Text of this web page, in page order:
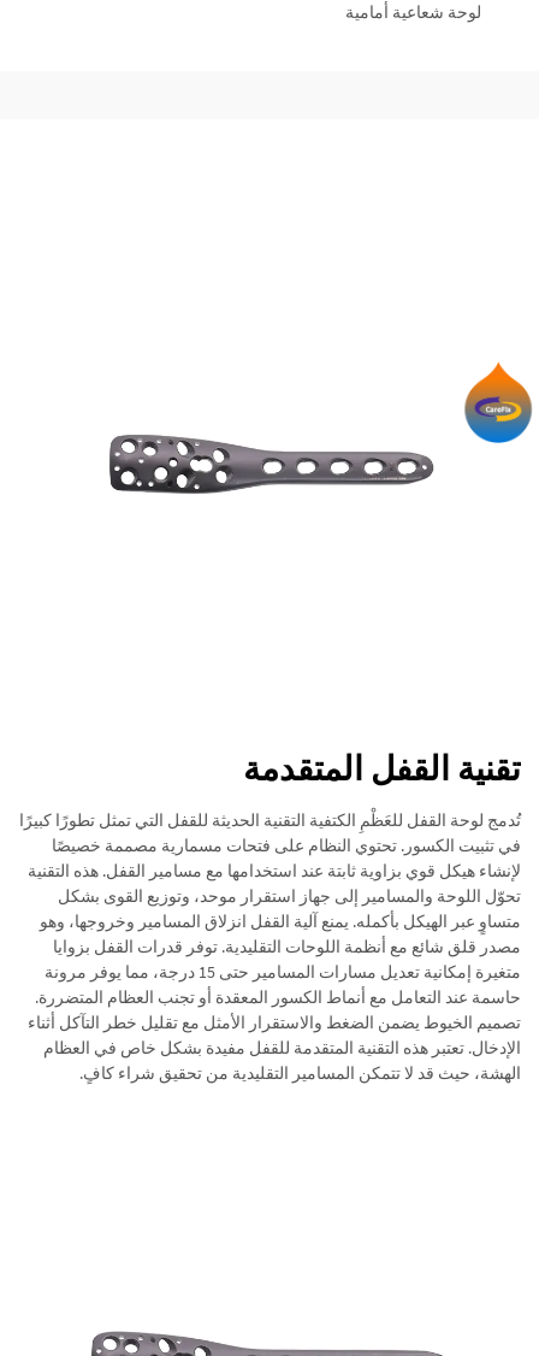
لوحة شعاعية أمامية
تقنية القفل المتقدمة
تُدمج لوحة القفل للعَظْمِ الكتفية التقنية الحديثة للقفل التي تمثل تطورًا كبيرًا
في تثبيت الكسور. تحتوي النظام على فتحات مسمارية مصممة خصيصًا
لإنشاء هيكل قوي بزاوية ثابتة عند استخدامها مع مسامير القفل. هذه التقنية
تحوّل اللوحة والمسامير إلى جهاز استقرار موحد، وتوزيع القوى بشكل
متساوٍ عبر الهيكل بأكمله. يمنع آلية القفل انزلاق المسامير وخروجها، وهو
مصدر قلق شائع مع أنظمة اللوحات التقليدية. توفر قدرات القفل بزوايا
متغيرة إمكانية تعديل مسارات المسامير حتى 15 درجة، مما يوفر مرونة
حاسمة عند التعامل مع أنماط الكسور المعقدة أو تجنب العظام المتضررة.
تصميم الخيوط يضمن الضغط والاستقرار الأمثل مع تقليل خطر التآكل أثناء
الإدخال. تعتبر هذه التقنية المتقدمة للقفل مفيدة بشكل خاص في العظام
الهشة، حيث قد لا تتمكن المسامير التقليدية من تحقيق شراء كافٍ.